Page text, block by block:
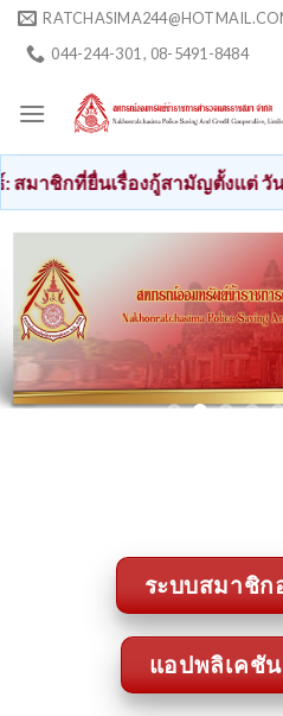
Skip
044-244-301 , 08-5491-8484
องกู้สามัญตั้งแต่ วันที่ 1 ถึง 15 พ
ระบบสมาชิก
แอปพลิเคชั